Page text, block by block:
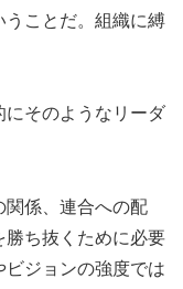
うことだ。組織に縛
にそのようなリーダ
関係、連合への配
勝ち抜くために必要
ジョンの強度では